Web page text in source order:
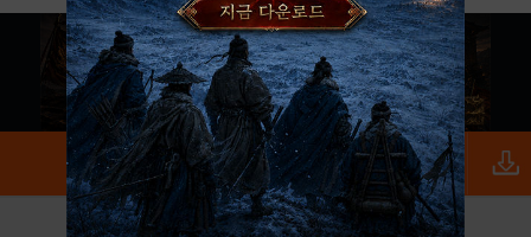
로그인 PC버전 전체앱